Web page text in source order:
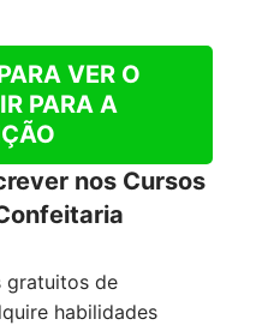
VER O
PARA A
nos Cursos
gratuitos de
habilidades